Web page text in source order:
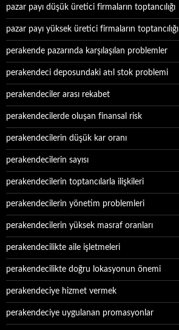
pazar payı düşük üretici firmaların toptancılığı
pazar payı yüksek üretici firmaların toptancılığı
perakende pazarında karşılaşılan problemler
perakendeci deposundaki atıl stok problemi
perakendeciler arası rekabet
perakendecilerde oluşan finansal risk
perakendecilerin düşük kar oranı
perakendecilerin sayısı
perakendecilerin toptancılarla ilişkileri
perakendecilerin yönetim problemleri
perakendecilerin yüksek masraf oranları
perakendecilikte aile işletmeleri
perakendecilikte doğru lokasyonun önemi
perakendeciye hizmet vermek
perakendeciye uygulanan promasyonlar